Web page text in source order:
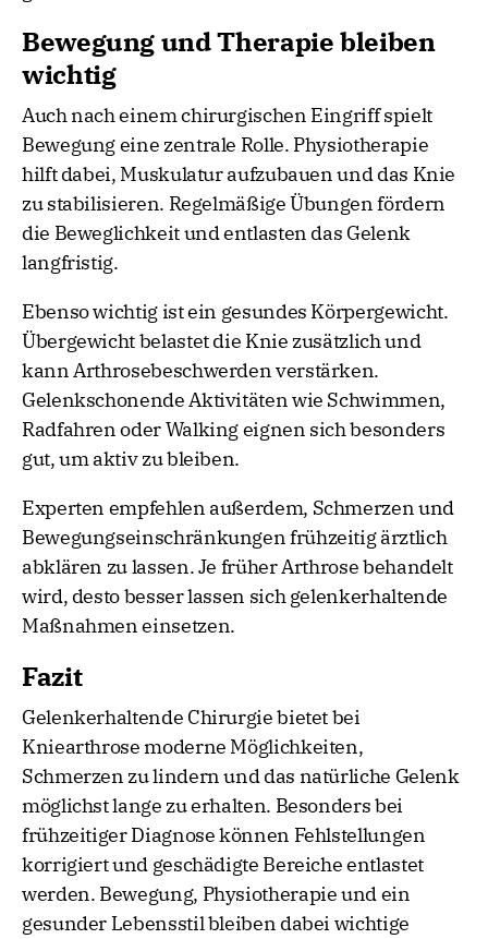
Bewegung und Therapie bleiben
wichtig
Auch nach einem chirurgischen Eingriff spielt
Bewegung eine zentrale Rolle. Physiotherapie
hilft dabei, Muskulatur aufzubauen und das Knie
zu stabilisieren. Regelmäßige Übungen fördern
die Beweglichkeit und entlasten das Gelenk
langfristig.
Ebenso wichtig ist ein gesundes Körpergewicht.
Übergewicht belastet die Knie zusätzlich und
kann Arthrosebeschwerden verstärken.
Gelenkschonende Aktivitäten wie Schwimmen,
Radfahren oder Walking eignen sich besonders
gut, um aktiv zu bleiben.
Experten empfehlen außerdem, Schmerzen und
Bewegungseinschränkungen frühzeitig ärztlich
abklären zu lassen. Je früher Arthrose behandelt
wird, desto besser lassen sich gelenkerhaltende
Maßnahmen einsetzen.
Fazit
Gelenkerhaltende Chirurgie bietet bei
Kniearthrose moderne Möglichkeiten,
Schmerzen zu lindern und das natürliche Gelenk
möglichst lange zu erhalten. Besonders bei
frühzeitiger Diagnose können Fehlstellungen
korrigiert und geschädigte Bereiche entlastet
werden. Bewegung, Physiotherapie und ein
gesunder Lebensstil bleiben dabei wichtige